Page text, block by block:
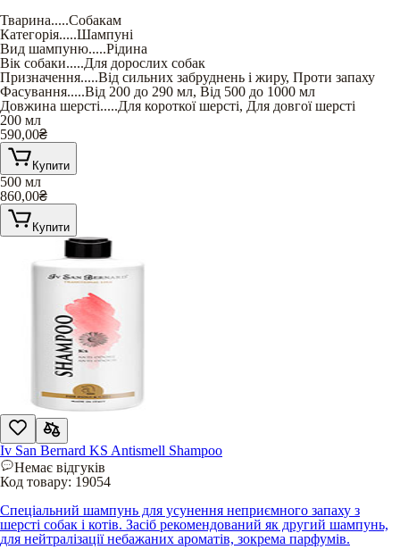
Тварина.....Собакам
Категорія.....Шампуні
Вид шампуню.....Рідина
Вік собаки.....Для дорослих собак
Призначення.....Від сильних забруднень і жиру, Проти запаху
Фасування.....Від 200 до 290 мл, Від 500 до 1000 мл
Довжина шерсті.....Для короткої шерсті, Для довгої шерсті
200 мл
590,00₴
Купити
500 мл
860,00₴
Купити
Iv San Bernard KS Antismell Shampoo
Немає відгуків
Код товару: 19054
Спеціальний шампунь для усунення неприємного запаху з
шерсті собак і котів. Засіб рекомендований як другий шампунь,
для нейтралізації небажаних ароматів, зокрема парфумів.